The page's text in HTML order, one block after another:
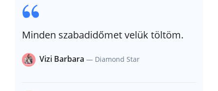
Minden szabadidőmet velük töltöm.
Vizi Barbara — Diamond Star